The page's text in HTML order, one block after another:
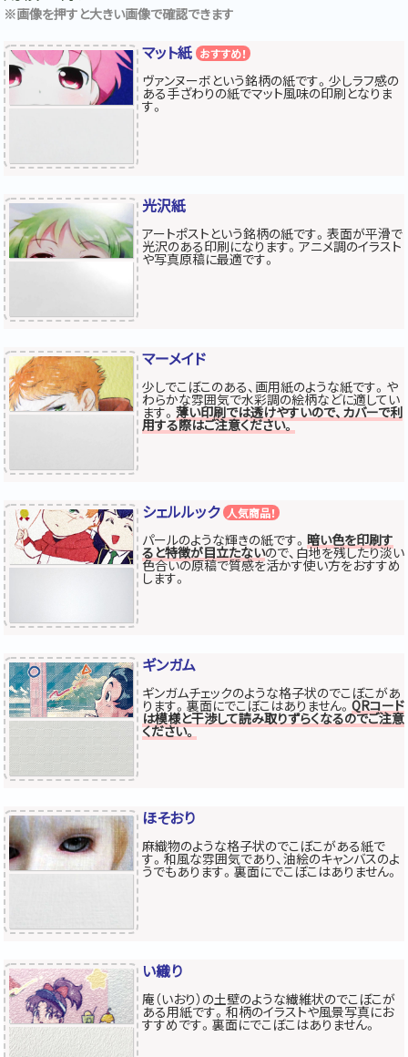
※画像を押すと大きい画像で確認できます
マット紙 おすすめ！
ヴァンヌーボという銘柄の紙です。少しラフ感の
ある手ざわりの紙でマット風味の印刷となりま
す。
光沢紙
アートポストという銘柄の紙です。表面が平滑で
光沢のある印刷になります。アニメ調のイラスト
や写真原稿に最適です。
マーメイド
少しでこぼこのある、画用紙のような紙です。や
わらかな雰囲気で水彩調の絵柄などに適してい
ます。 薄い印刷では透けやすいので、カバーで利
用する際はご注意ください。
シェルルック 人気商品！
パールのような輝きの紙です。 暗い色を印刷す
ると特徴が目立たないので、白地を残したり淡い
色合いの原稿で質感を活かす使い方をおすすめ
します。
ギンガム
ギンガムチェックのような格子状のでこぼこがあ
ります。裏面にでこぼこはありません。 QRコード
は模様と干渉して読み取りずらくなるのでご注意
ください。
ほそおり
麻織物のような格子状のでこぼこがある紙で
す。和風な雰囲気であり、油絵のキャンバスのよ
うでもあります。裏面にでこぼこはありません。
い織り
庵（いおり）の土壁のような繊維状のでこぼこが
ある用紙です。和柄のイラストや風景写真にお
すすめです。裏面にでこぼこはありません。